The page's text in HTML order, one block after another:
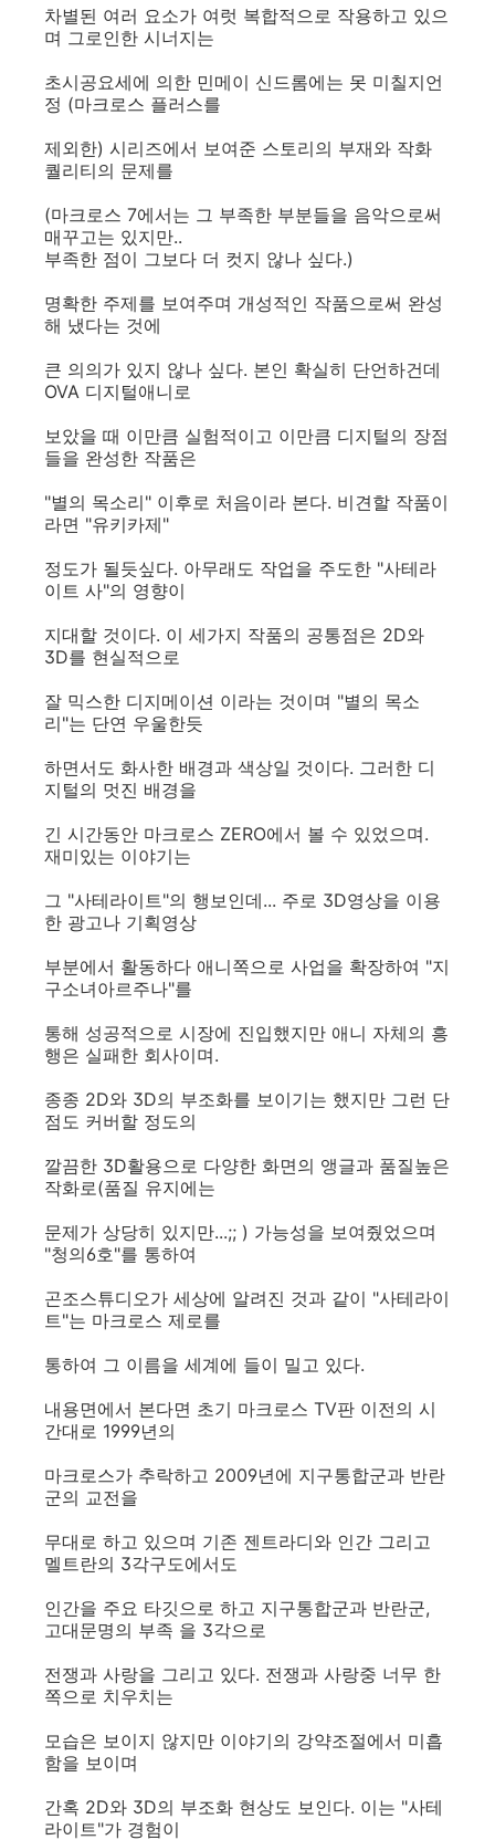
차별된 여러 요소가 여럿 복합적으로 작용하고 있으
며 그로인한 시너지는
초시공요세에 의한 민메이 신드롬에는 못 미칠지언
정 (마크로스 플러스를
제외한) 시리즈에서 보여준 스토리의 부재와 작화
퀄리티의 문제를
(마크로스 7에서는 그 부족한 부분들을 음악으로써
매꾸고는 있지만..
부족한 점이 그보다 더 컷지 않나 싶다.)
명확한 주제를 보여주며 개성적인 작품으로써 완성
해 냈다는 것에
큰 의의가 있지 않나 싶다. 본인 확실히 단언하건데
OVA 디지털애니로
보았을 때 이만큼 실험적이고 이만큼 디지털의 장점
들을 완성한 작품은
"별의 목소리" 이후로 처음이라 본다. 비견할 작품이
라면 "유키카제"
정도가 될듯싶다. 아무래도 작업을 주도한 "사테라
이트 사"의 영향이
지대할 것이다. 이 세가지 작품의 공통점은 2D와
3D를 현실적으로
잘 믹스한 디지메이션 이라는 것이며 "별의 목소
리"는 단연 우울한듯
하면서도 화사한 배경과 색상일 것이다. 그러한 디
지털의 멋진 배경을
긴 시간동안 마크로스 ZERO에서 볼 수 있었으며.
재미있는 이야기는
그 "사테라이트"의 행보인데... 주로 3D영상을 이용
한 광고나 기획영상
부분에서 활동하다 애니쪽으로 사업을 확장하여 "지
구소녀아르주나"를
통해 성공적으로 시장에 진입했지만 애니 자체의 흥
행은 실패한 회사이며.
종종 2D와 3D의 부조화를 보이기는 했지만 그런 단
점도 커버할 정도의
깔끔한 3D활용으로 다양한 화면의 앵글과 품질높은
작화로(품질 유지에는
문제가 상당히 있지만...;; ) 가능성을 보여줬었으며
"청의6호"를 통하여
곤조스튜디오가 세상에 알려진 것과 같이 "사테라이
트"는 마크로스 제로를
통하여 그 이름을 세계에 들이 밀고 있다.
내용면에서 본다면 초기 마크로스 TV판 이전의 시
간대로 1999년의
마크로스가 추락하고 2009년에 지구통합군과 반란
군의 교전을
무대로 하고 있으며 기존 젠트라디와 인간 그리고
멜트란의 3각구도에서도
인간을 주요 타깃으로 하고 지구통합군과 반란군,
고대문명의 부족 을 3각으로
전쟁과 사랑을 그리고 있다. 전쟁과 사랑중 너무 한
쪽으로 치우치는
모습은 보이지 않지만 이야기의 강약조절에서 미흡
함을 보이며
간혹 2D와 3D의 부조화 현상도 보인다. 이는 "사테
라이트"가 경험이